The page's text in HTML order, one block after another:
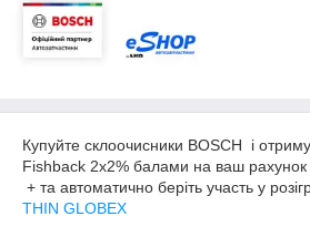
Купуйте склоочисники BOSCH і
Fishback 2x2% балами на ваш рахунок
+ та автоматично беріть участь​ у
THIN GLOBEX